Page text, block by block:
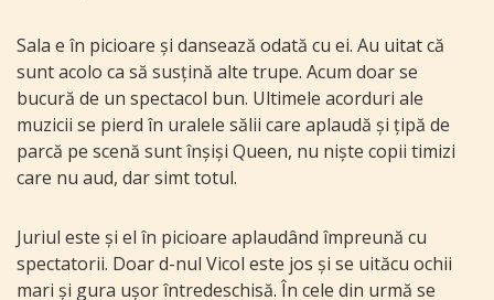
Sala e în picioare și dansează odată cu ei. Au uitat că
sunt acolo ca să susțină alte trupe. Acum doar se
bucură de un spectacol bun. Ultimele acorduri ale
muzicii se pierd în uralele sălii care aplaudă și țipă de
parcă pe scenă sunt înșiși Queen, nu niște copii timizi
care nu aud, dar simt totul.
Juriul este și el în picioare aplaudând împreună cu
spectatorii. Doar d-nul Vicol este jos și se uităcu ochii
mari și gura ușor întredeschisă. În cele din urmă se